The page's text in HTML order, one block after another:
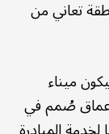
تعاني من
ميناء
أعماق صُمم في